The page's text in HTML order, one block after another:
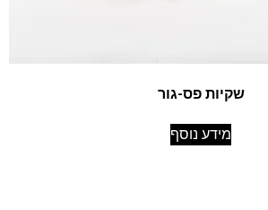
שקיות פס-גור
מידע נוסף